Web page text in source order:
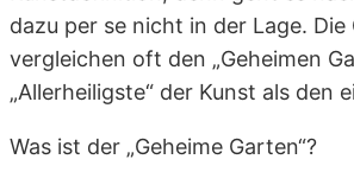
dazu per se nicht in der Lage. Die
vergleichen oft den „Geheimen
„Allerheiligste“ der Kunst als den
Was ist der „Geheime Garten“?